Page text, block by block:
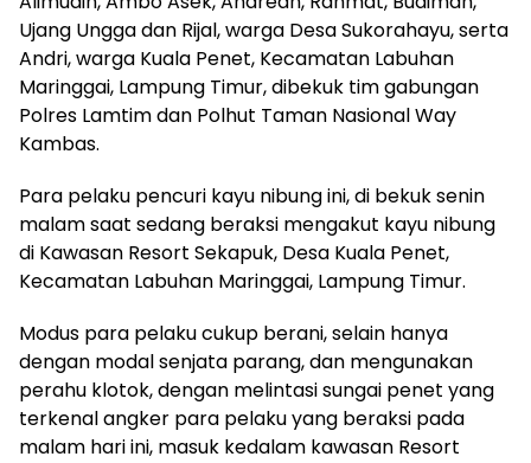
Ujang Ungga dan Rijal, warga Desa Sukorahayu, serta
Andri, warga Kuala Penet, Kecamatan Labuhan
Maringgai, Lampung Timur, dibekuk tim gabungan
Polres Lamtim dan Polhut Taman Nasional Way
Kambas.
Para pelaku pencuri kayu nibung ini, di bekuk senin
malam saat sedang beraksi mengakut kayu nibung
di Kawasan Resort Sekapuk, Desa Kuala Penet,
Kecamatan Labuhan Maringgai, Lampung Timur.
Modus para pelaku cukup berani, selain hanya
dengan modal senjata parang, dan mengunakan
perahu klotok, dengan melintasi sungai penet yang
terkenal angker para pelaku yang beraksi pada
malam hari ini, masuk kedalam kawasan Resort